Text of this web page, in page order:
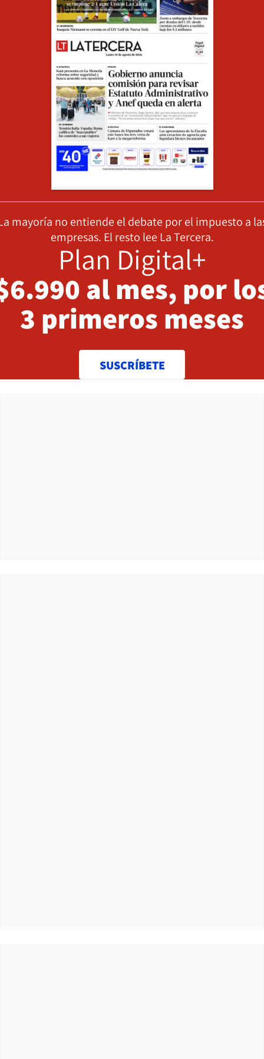
mayoría no entiende el debate por el impuesto a
empresas. El resto lee La Tercera.
Plan Digital+
al mes, por
3 primeros meses
SUSCRÍBETE